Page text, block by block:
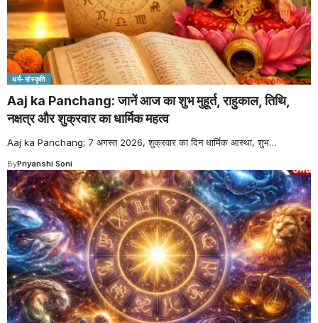
धर्म-संस्कृति
Aaj ka Panchang: जानें आज का शुभ मुहूर्त, राहुकाल, तिथि,
नक्षत्र और शुक्रवार का धार्मिक महत्व
Aaj ka Panchang; 7 अगस्त 2026, शुक्रवार का दिन धार्मिक आस्था, शुभ…
ByPriyanshi Soni